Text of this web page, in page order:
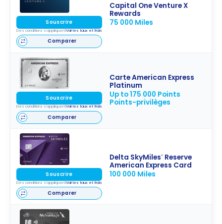
Capital One Venture X
Rewards
75 000 Miles
Souscrire
Des conditions s'appliquentVoir les taux et frais
Comparer
Carte American Express
Platinum
Up to 175 000 Points
Points-privilèges
Souscrire
Des conditions s'appliquentVoir les taux et frais
Comparer
Delta SkyMiles® Reserve
American Express Card
100 000 Miles
Souscrire
Des conditions s'appliquentVoir les taux et frais
Comparer